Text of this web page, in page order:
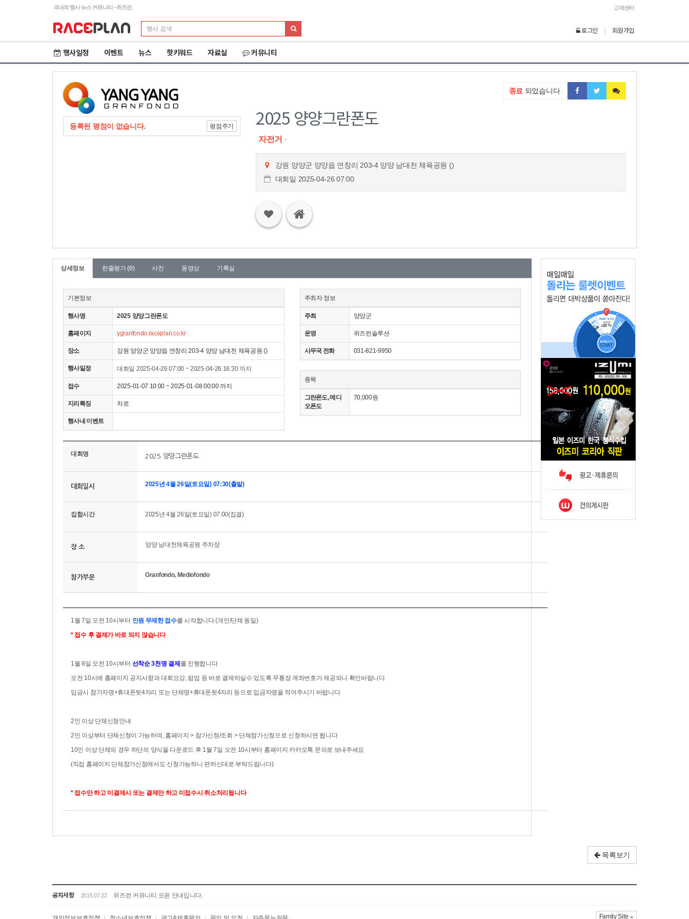
국내외 행사 뉴스 커뮤니티 - 위즈런 고객센터
로그인 회원가입
행사일정 이벤트 뉴스 핫키워드 자료실 커뮤니티
등록된 평점이 없습니다. 평점주기
종료 되었습니다
2025 양양그란폰도
자전거 -
강원 양양군 양양읍 연창리 203-4 양양 남대천 체육공원 ()
대회일 2025-04-26 07:00
상세정보 한줄평가(0) 사진 동영상 기록실
기본정보
행사명 2025 양양그란폰도
홈페이지 ygranfondo.raceplan.co.kr
장소 강원 양양군 양양읍 연창리 203-4 양양 남대천 체육공원 ()
행사일정 대회일 2025-04-26 07:00 ~ 2025-04-26 16:30 까지
접수 2025-01-07 10:00 ~ 2025-01-08 00:00 까지
지리특징 차로
행사내 이벤트
주최자 정보
주최 양양군
운영 위즈런솔루션
사무국 전화 031-821-9950
종목
그란폰도, 메디
오폰도
70,000원
대회명 2025 양양그란폰도
대회일시 2025년 4월 26일(토요일) 07:30(출발)
집합시간 2025년 4월 26일(토요일) 07:00(집결)
장 소 양양 남대천체육공원 주차장
참가부문 Granfondo, Mediofondo
1월 7일 오전 10시부터 인원 무제한 접수를 시작합니다 (개인/단체 동일)
* 접수 후 결제가 바로 되지 않습니다
1월 8일 오전 10시부터 선착순 3천명 결제 를 진행합니다
오전 10시에 홈페이지 공지사항과 대회요강, 팝업 등 바로 결제하실수 있도록 무통장 계좌번호가 제공되니 확인바랍니다
입금시 참가자명+휴대폰뒷4자리 또는 단체명+휴대폰뒷4자리 등으로 입금자명을 적어주시기 바랍니다
2인 이상 단체신청안내
2인 이상부터 단체신청이 가능하며, 홈페이지 > 참가신청/조회 > 단체참가신청으로 신청하시면 됩니다
10인 이상 단체의 경우 하단의 양식을 다운로드 후 1월 7일 오전 10시부터 홈페이지 카카오톡 문의로 보내주세요
(직접 홈페이지 단체참가신청에서도 신청가능하니 편하신대로 부탁드립니다)
* 접수만 하고 미결제시 또는 결제만 하고 미접수시 취소처리됩니다
목록보기
공지사항 2015.07.22 위즈런 커뮤니티 오픈 안내입니다.
Family Site